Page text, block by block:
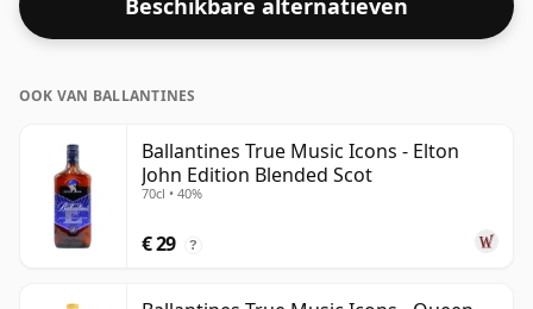
tegenwoordig op hogere sterktes worden gebotteld.
De flesgrootte is 75cl.
Beschikbare alternatieven
OOK VAN BALLANTINES
Ballantines True Music Icons - Elton
John Edition Blended Scot
70cl • 40%
€ 29 ?